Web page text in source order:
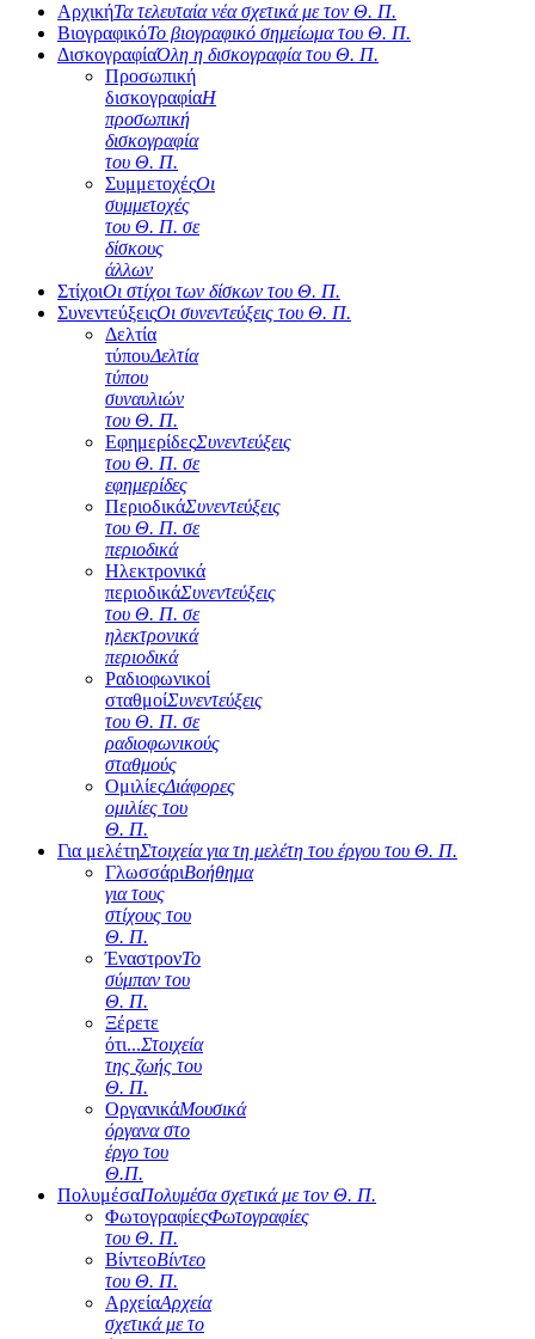
ΑρχικήΤα τελευταία νέα σχετικά με τον Θ. Π.
ΒιογραφικόΤο βιογραφικό σημείωμα του Θ. Π.
ΔισκογραφίαΌλη η δισκογραφία του Θ. Π.
Προσωπική
δισκογραφίαΗ
προσωπική
δισκογραφία
του Θ. Π.
ΣυμμετοχέςΟι
συμμετοχές
του Θ. Π. σε
δίσκους
άλλων
ΣτίχοιΟι στίχοι των δίσκων του Θ. Π.
ΣυνεντεύξειςΟι συνεντεύξεις του Θ. Π.
Δελτία
τύπουΔελτία
τύπου
συναυλιών
του Θ. Π.
ΕφημερίδεςΣυνεντεύξεις
του Θ. Π. σε
εφημερίδες
ΠεριοδικάΣυνεντεύξεις
του Θ. Π. σε
περιοδικά
Ηλεκτρονικά
περιοδικάΣυνεντεύξεις
του Θ. Π. σε
ηλεκτρονικά
περιοδικά
Ραδιοφωνικοί
σταθμοίΣυνεντεύξεις
του Θ. Π. σε
ραδιοφωνικούς
σταθμούς
ΟμιλίεςΔιάφορες
ομιλίες του
Θ. Π.
Για μελέτηΣτοιχεία για τη μελέτη του έργου του Θ. Π.
ΓλωσσάριΒοήθημα
για τους
στίχους του
Θ. Π.
ΈναστρονΤο
σύμπαν του
Θ. Π.
Ξέρετε
ότι...Στοιχεία
της ζωής του
Θ. Π.
ΟργανικάΜουσικά
όργανα στο
έργο του
Θ.Π.
ΠολυμέσαΠολυμέσα σχετικά με τον Θ. Π.
ΦωτογραφίεςΦωτογραφίες
του Θ. Π.
ΒίντεοΒίντεο
του Θ. Π.
ΑρχείαΑρχεία
σχετικά με το